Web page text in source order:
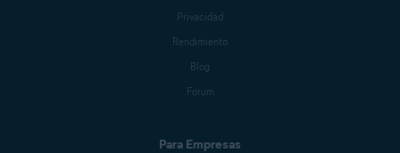
Privacidad
Rendimiento
Blog
Forum
Para Empresas